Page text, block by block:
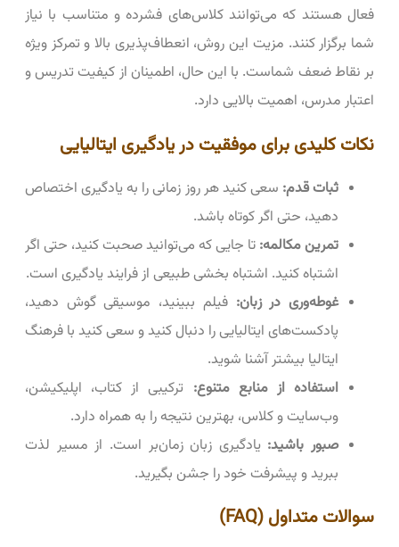
فعال هستند که می‌توانند کلاس‌های فشرده و متناسب با نیاز
شما برگزار کنند. مزیت این روش، انعطاف‌پذیری بالا و تمرکز ویژه
بر نقاط ضعف شماست. با این حال، اطمینان از کیفیت تدریس و
اعتبار مدرس، اهمیت بالایی دارد.
نکات کلیدی برای موفقیت در یادگیری ایتالیایی
ثبات قدم: سعی کنید هر روز زمانی را به یادگیری اختصاص
دهید، حتی اگر کوتاه باشد.
تمرین مکالمه: تا جایی که می‌توانید صحبت کنید، حتی اگر
اشتباه کنید. اشتباه بخشی طبیعی از فرایند یادگیری است.
غوطه‌وری در زبان: فیلم ببینید، موسیقی گوش دهید،
پادکست‌های ایتالیایی را دنبال کنید و سعی کنید با فرهنگ
ایتالیا بیشتر آشنا شوید.
استفاده از منابع متنوع: ترکیبی از کتاب، اپلیکیشن،
وب‌سایت و کلاس، بهترین نتیجه را به همراه دارد.
صبور باشید: یادگیری زبان زمان‌بر است. از مسیر لذت
ببرید و پیشرفت خود را جشن بگیرید.
سوالات متداول (FAQ)